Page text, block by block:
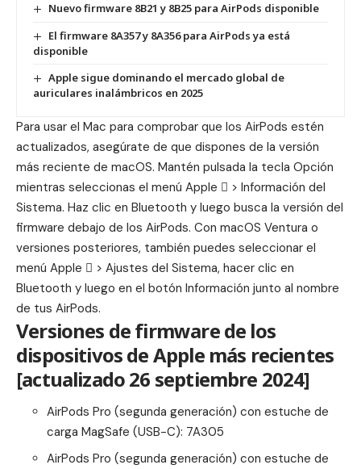
Nuevo firmware 8B21 y 8B25 para AirPods disponible
El firmware 8A357 y 8A356 para AirPods ya está
disponible
Apple sigue dominando el mercado global de
auriculares inalámbricos en 2025
Para usar el Mac para comprobar que los AirPods estén
actualizados, asegúrate de que dispones de la versión
más reciente de macOS. Mantén pulsada la tecla Opción
mientras seleccionas el menú Apple  > Información del
Sistema. Haz clic en Bluetooth y luego busca la versión del
firmware debajo de los AirPods. Con macOS Ventura o
versiones posteriores, también puedes seleccionar el
menú Apple  > Ajustes del Sistema, hacer clic en
Bluetooth y luego en el botón Información junto al nombre
de tus AirPods.
Versiones de firmware de los
dispositivos de Apple más recientes
[actualizado 26 septiembre 2024]
AirPods Pro (segunda generación) con estuche de
carga MagSafe (USB-C): 7A305
AirPods Pro (segunda generación) con estuche de